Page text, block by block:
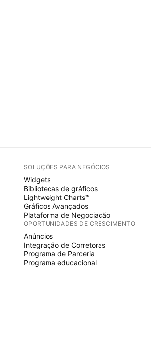
SOLUÇÕES PARA NEGÓCIOS
Widgets
Bibliotecas de gráficos
Lightweight Charts™
Gráficos Avançados
Plataforma de Negociação
OPORTUNIDADES DE CRESCIMENTO
Anúncios
Integração de Corretoras
Programa de Parceria
Programa educacional